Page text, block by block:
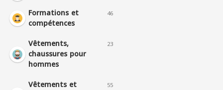
Formations et
compétences
46
Vêtements,
chaussures pour
hommes
23
Vêtements et 55